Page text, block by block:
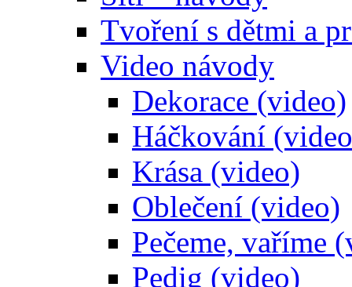
Tvoření s dětmi a
Video návody
Dekorace (video)
Háčkování
Krása (video)
Oblečení (video)
Pečeme, vaříme
Pedig (video)